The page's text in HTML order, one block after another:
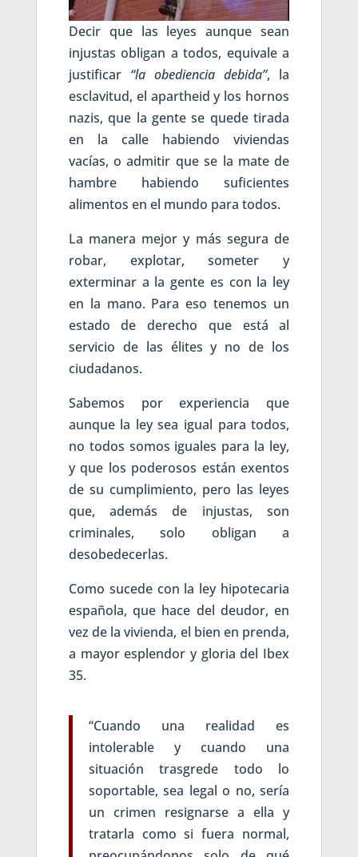
Decir que las leyes aunque sean
injustas obligan a todos, equivale a
justificar “la obediencia debida”, la
esclavitud, el apartheid y los hornos
nazis, que la gente se quede tirada
en la calle habiendo viviendas
vacías, o admitir que se la mate de
hambre habiendo suficientes
alimentos en el mundo para todos.
La manera mejor y más segura de
robar, explotar, someter y
exterminar a la gente es con la ley
en la mano. Para eso tenemos un
estado de derecho que está al
servicio de las élites y no de los
ciudadanos.
Sabemos por experiencia que
aunque la ley sea igual para todos,
no todos somos iguales para la ley,
y que los poderosos están exentos
de su cumplimiento, pero las leyes
que, además de injustas, son
criminales, solo obligan a
desobedecerlas.
Como sucede con la ley hipotecaria
española, que hace del deudor, en
vez de la vivienda, el bien en prenda,
a mayor esplendor y gloria del Ibex
35.
“Cuando una realidad es
intolerable y cuando una
situación trasgrede todo lo
soportable, sea legal o no, sería
un crimen resignarse a ella y
tratarla como si fuera normal,